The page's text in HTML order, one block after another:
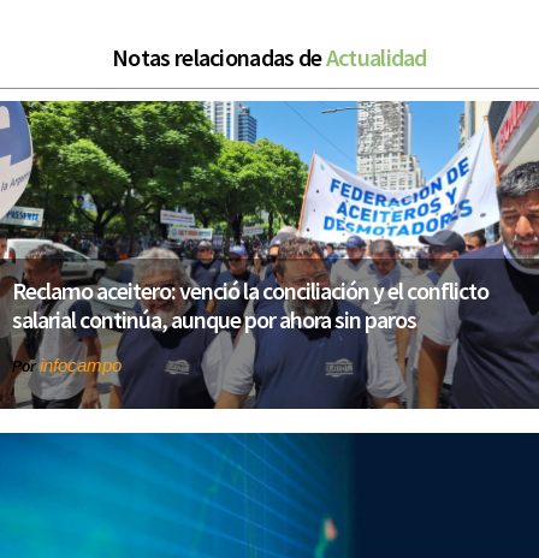
Notas relacionadas deActualidad
Reclamo aceitero: venció la conciliación y el conflicto
salarial continúa, aunque por ahora sin paros
Porinfocampo